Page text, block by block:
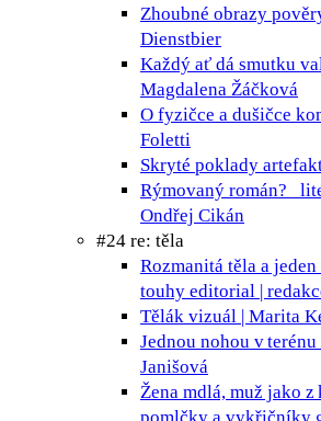
Zhoubné obrazy
Dienstbier
Každý ať dá smutku
Magdalena Žáčková
O fyzičce a dušičce
Foletti
Skryté poklady
Rýmovaný román?
Ondřej Cikán
#24 re: těla
Rozmanitá těla a
touhy editorial |
Tělák vizuál | Marita
Jednou nohou v terénu
Janišová
Žena mdlá, muž jako